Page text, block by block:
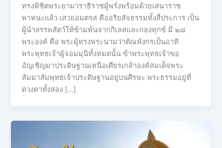
ทรงพิชิตพระยามาราธิราชผู้พรั่งพร้อมด้วยเสนาราช
พาหนะแล้ว เสวยอมตรส คืออริยสัจธรรมทั้งสี่ประการ เป็น
ผู้นำสรรพสัตว์ให้ข้ามพ้นจากกิเลสและกองทุกข์ มี ๒๘
พระองค์ คือ พระผู้ทรงพระนามว่าตัณหังกรเป็นอาทิ
พระพุทธเจ้าผู้จอมมุนีทั้งหมดนั้น ข้าพระพุทธเจ้าขอ
อัญเชิญมาประดิษฐานเหนือเศียรเกล้าองค์สมเด็จพระ
สัมมาสัมพุทธเจ้าประดิษฐานอยู่บนศีรษะ พระธรรมอยู่ที่
ดวงตาทั้งสอง […]